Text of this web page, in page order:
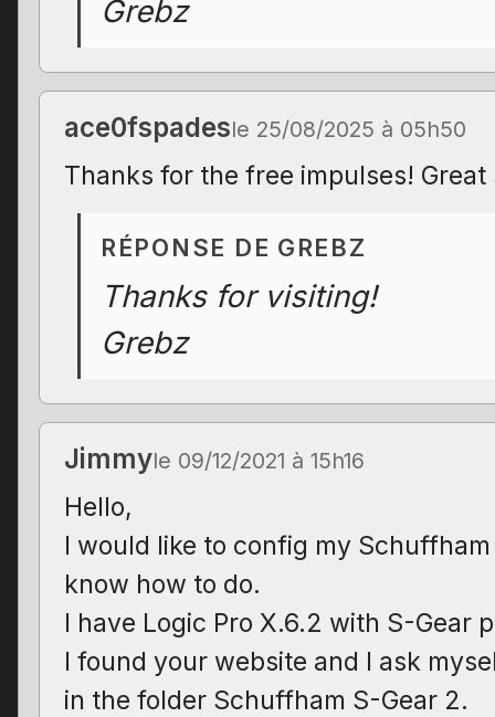
Grebz
ace0fspadesle 25/08/2025 à 05h50
Thanks for the free impulses!
RÉPONSE DE GREBZ
Thanks for visiting!
Grebz
Jimmyle 09/12/2021 à 15h16
Hello,
I would like to config my
know how to do.
I have Logic Pro X.6.2 with S-Gear
I found your website and I ask
in the folder Schuffham S-Gear 2.